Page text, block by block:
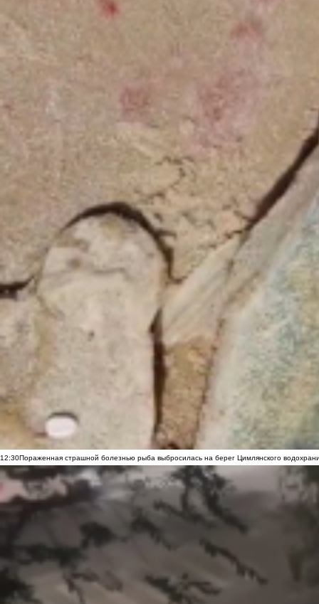
12:30Пораженная страшной болезнью рыба выбросилась на берег Цимлянского